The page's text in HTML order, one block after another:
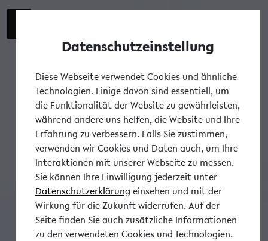
Datenschutzeinstellung
Diese Webseite verwendet Cookies und ähnliche
Technologien. Einige davon sind essentiell, um
die Funktionalität der Website zu gewährleisten,
während andere uns helfen, die Website und Ihre
Erfahrung zu verbessern. Falls Sie zustimmen,
verwenden wir Cookies und Daten auch, um Ihre
Interaktionen mit unserer Webseite zu messen.
Sie können Ihre Einwilligung jederzeit unter
Datenschutzerklärung einsehen und mit der
Wirkung für die Zukunft widerrufen. Auf der
Seite finden Sie auch zusätzliche Informationen
zu den verwendeten Cookies und Technologien.